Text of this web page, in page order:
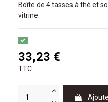
Boîte de 4 tasses à thé et
vitrine.
33,23 €
TTC